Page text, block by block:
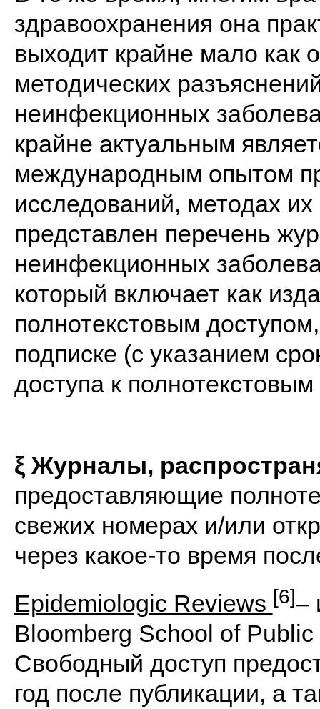
здравоохранения она
выходит крайне мало как
методических
неинфекционных
крайне актуальным
международным опытом
исследований, методах
представлен перечень
неинфекционных
который включает как
полнотекстовым
подписке (с указанием
доступа к
ξ Журналы,
предоставляющие
свежих номерах и/или
через какое-то время
Epidemiologic Reviews [6]–
Bloomberg School of
Свободный доступ
год после публикации, а